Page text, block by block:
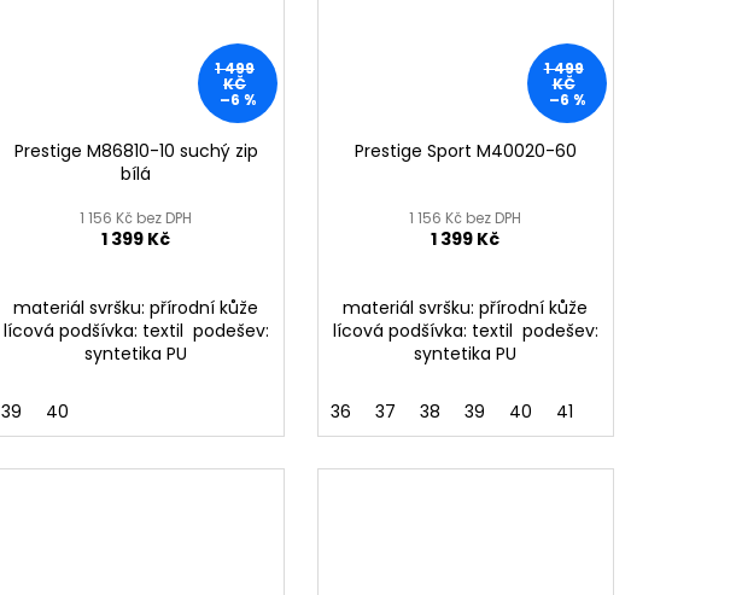
1 499
KČ
–6 %
Prestige M86810-10 suchý zip
bílá
1 156 Kč bez DPH
1 399 Kč
materiál svršku: přírodní kůže
lícová podšívka: textil podešev:
syntetika PU
39 40
1 499
KČ
–6 %
Prestige Sport M40020-60
1 156 Kč bez DPH
1 399 Kč
materiál svršku: přírodní kůže
lícová podšívka: textil podešev:
syntetika PU
36 37 38 39 40 41